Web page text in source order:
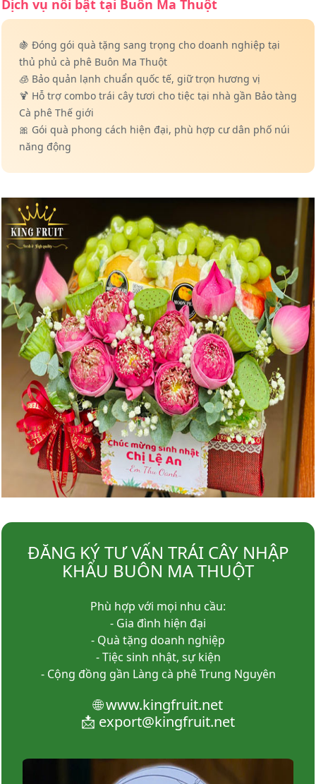
Dịch vụ nổi bật tại Buôn Ma Thuột
🍇 Đóng gói quà tặng sang trọng cho doanh nghiệp tại
thủ phủ cà phê Buôn Ma Thuột
🧊 Bảo quản lạnh chuẩn quốc tế, giữ trọn hương vị
🍹 Hỗ trợ combo trái cây tươi cho tiệc tại nhà gần Bảo tàng
Cà phê Thế giới
🎀 Gói quà phong cách hiện đại, phù hợp cư dân phố núi
năng động
ĐĂNG KÝ TƯ VẤN TRÁI CÂY NHẬP
KHẨU BUÔN MA THUỘT
Phù hợp với mọi nhu cầu:
- Gia đình hiện đại
- Quà tặng doanh nghiệp
- Tiệc sinh nhật, sự kiện
- Cộng đồng gần Làng cà phê Trung Nguyên
🌐www.kingfruit.net
📩 export@kingfruit.net